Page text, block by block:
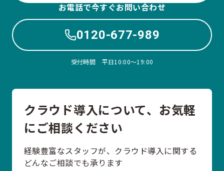
お電話で今すぐお問い合わせ
0120-677-989
受付時間 平日10:00〜19:00
クラウド導入について、お気軽
にご相談ください
経験豊富なスタッフが、クラウド導入に関する
どんなご相談でも承ります